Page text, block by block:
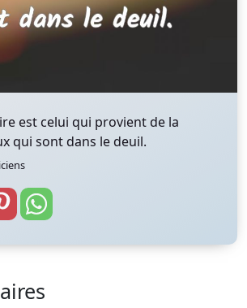
est celui qui provient de la
qui sont dans le deuil.